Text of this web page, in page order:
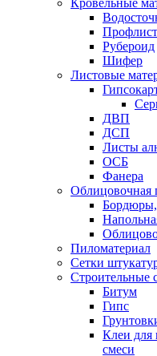
Профлист
Рубероид
Шифер
Листовые
ДВП
ДСП
Листы
ОСБ
Фанера
Облицовочная
Бордюры,
Пиломатериал
Сетки
Строительные
Битум
Гипс
Клеи для
смеси